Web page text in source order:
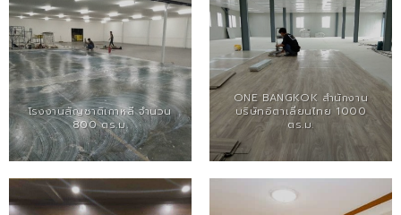
โรงงานสัญชาติเกาหลี จำนวน
800 ตร.ม.
ONE BANGKOK สำนักงาน
บริษัทอิตาเลี่ยนไทย 1000
ตร.ม.